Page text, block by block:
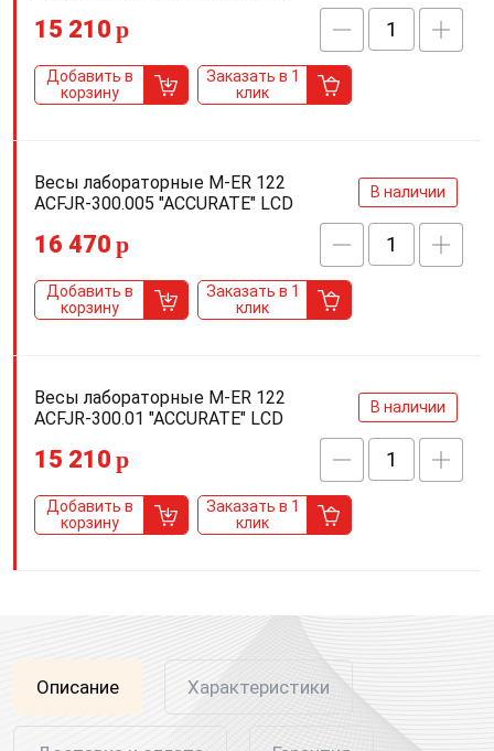
15 210 p
Добавить в
корзину
Заказать в 1
клик
Весы лабораторные M-ER 122
АCFJR-300.005 "ACCURATE" LСD
В наличии
16 470 p
Добавить в
корзину
Заказать в 1
клик
Весы лабораторные M-ER 122
АCFJR-300.01 "ACCURATE" LСD
В наличии
15 210 p
Добавить в
корзину
Заказать в 1
клик
Описание Характеристики